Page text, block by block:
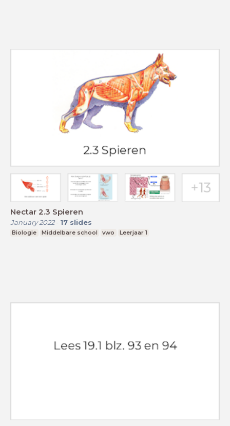
Nectar 2.3 Spieren
January 2022- 17 slides
Biologie Middelbare school vwo Leerjaar 1